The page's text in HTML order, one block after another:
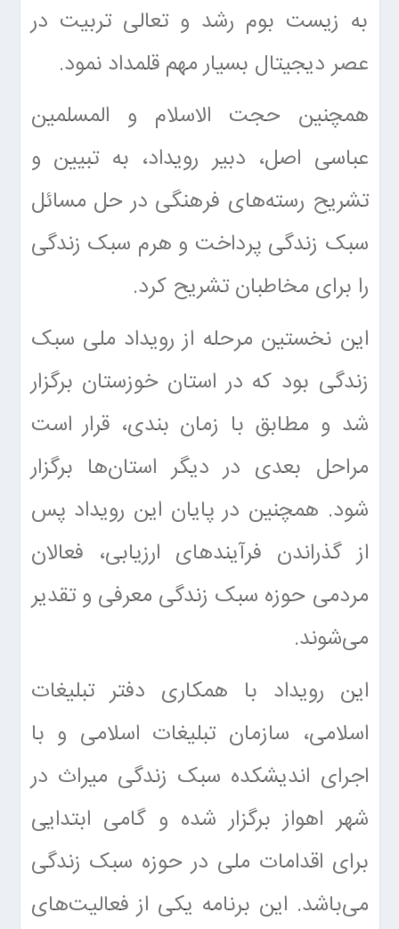
به زیست بوم رشد و تعالی تربیت در
عصر دیجیتال بسیار مهم قلمداد نمود.
همچنین حجت الاسلام و المسلمین
عباسی اصل، دبیر رویداد، به تبیین و
تشریح رسته‌های فرهنگی در حل مسائل
سبک زندگی پرداخت و هرم سبک زندگی
را برای مخاطبان تشریح کرد.
این نخستین مرحله از رویداد ملی سبک
زندگی بود که در استان خوزستان برگزار
شد و مطابق با زمان بندی، قرار است
مراحل بعدی در دیگر استان‌ها برگزار
شود. همچنین در پایان این رویداد پس
از گذراندن فرآیندهای ارزیابی، فعالان
مردمی حوزه سبک زندگی معرفی و تقدیر
می‌شوند.
این رویداد با همکاری دفتر تبلیغات
اسلامی، سازمان تبلیغات اسلامی و با
اجرای اندیشکده سبک زندگی میراث در
شهر اهواز برگزار شده و گامی ابتدایی
برای اقدامات ملی در حوزه سبک زندگی
می‌باشد. این برنامه یکی از فعالیت‌های